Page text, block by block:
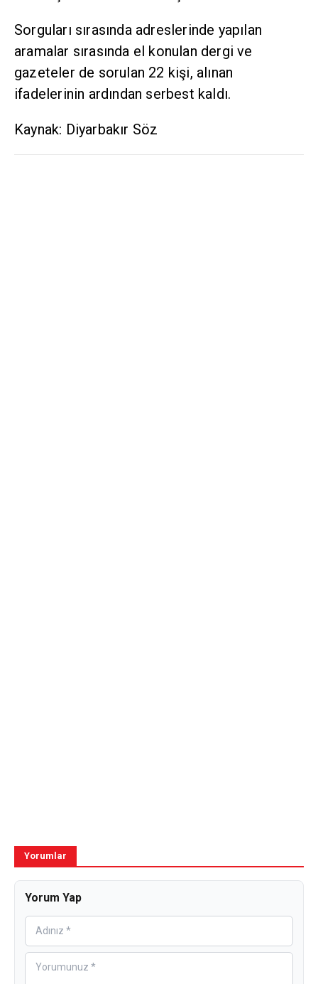
Sorguları sırasında adreslerinde yapılan
aramalar sırasında el konulan dergi ve
gazeteler de sorulan 22 kişi, alınan
ifadelerinin ardından serbest kaldı.
Kaynak: Diyarbakır Söz
Yorumlar
Yorum Yap